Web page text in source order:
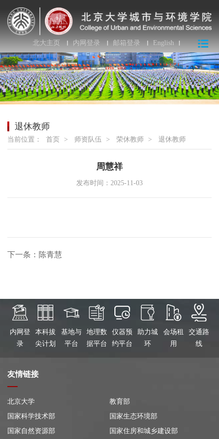
北大主页 内网登录 邮箱登录 English
退休教师
当前位置： 首页 > 师资队伍 > 荣休教师 > 退休教师
周慧祥
发布时间：2025-11-03
下一条：陈青慧
内网登
录
本科拔
尖计划
基地与
平台
地理数
据平台
仪器预
约平台
助力城
环
会场租
用
交通路
线
友情链接
北京大学
教育部
国家科学技术部
国家生态环境部
国家自然资源部
国家住房和城乡建设部